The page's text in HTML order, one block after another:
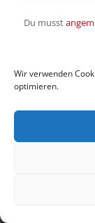
Wir verwenden
optimieren.
Du musst
© 2018 Copyright